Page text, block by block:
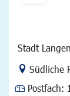
Stadt
Link zur
Südliche
Postfach: